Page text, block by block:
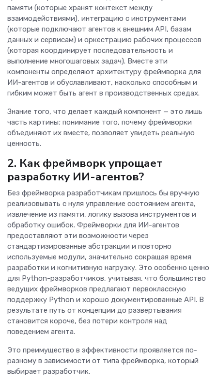
памяти (которые хранят контекст между
взаимодействиями), интеграцию с инструментами
(которые подключают агентов к внешним API, базам
данных и сервисам) и оркестрацию рабочих процессов
(которая координирует последовательность и
выполнение многошаговых задач). Вместе эти
компоненты определяют архитектуру фреймворка для
ИИ-агентов и обуславливают, насколько способным и
гибким может быть агент в производственных средах.
Знание того, что делает каждый компонент — это лишь
часть картины; понимание того, почему фреймворки
объединяют их вместе, позволяет увидеть реальную
ценность.
2. Как фреймворк упрощает
разработку ИИ-агентов?
Без фреймворка разработчикам пришлось бы вручную
реализовывать с нуля управление состоянием агента,
извлечение из памяти, логику вызова инструментов и
обработку ошибок. Фреймворки для ИИ-агентов
предоставляют эти возможности через
стандартизированные абстракции и повторно
используемые модули, значительно сокращая время
разработки и когнитивную нагрузку. Это особенно ценно
для Python-разработчиков, учитывая, что большинство
ведущих фреймворков предлагают первоклассную
поддержку Python и хорошо документированные API. В
результате путь от концепции до развертывания
становится короче, без потери контроля над
поведением агента.
Это преимущество в эффективности проявляется по-
разному в зависимости от типа фреймворка, который
выбирает разработчик.